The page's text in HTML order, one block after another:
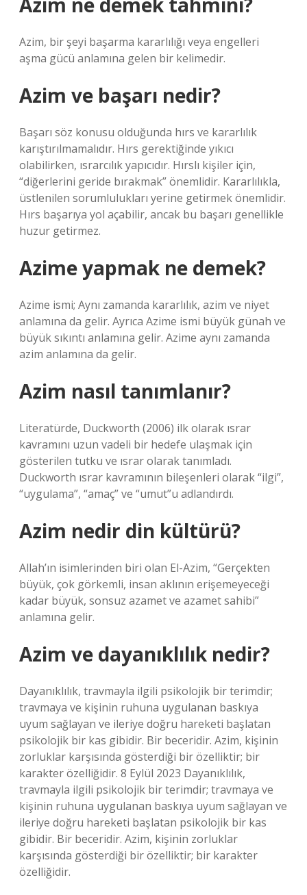
Azim, bir şeyi başarma kararlılığı veya engelleri
aşma gücü anlamına gelen bir kelimedir.
Azim ve başarı nedir?
Başarı söz konusu olduğunda hırs ve kararlılık
karıştırılmamalıdır. Hırs gerektiğinde yıkıcı
olabilirken, ısrarcılık yapıcıdır. Hırslı kişiler için,
“diğerlerini geride bırakmak” önemlidir. Kararlılıkla,
üstlenilen sorumlulukları yerine getirmek önemlidir.
Hırs başarıya yol açabilir, ancak bu başarı genellikle
huzur getirmez.
Azime yapmak ne demek?
Azime ismi; Aynı zamanda kararlılık, azim ve niyet
anlamına da gelir. Ayrıca Azime ismi büyük günah ve
büyük sıkıntı anlamına gelir. Azime aynı zamanda
azim anlamına da gelir.
Azim nasıl tanımlanır?
Literatürde, Duckworth (2006) ilk olarak ısrar
kavramını uzun vadeli bir hedefe ulaşmak için
gösterilen tutku ve ısrar olarak tanımladı.
Duckworth ısrar kavramının bileşenleri olarak “ilgi”,
“uygulama”, “amaç” ve “umut”u adlandırdı.
Azim nedir din kültürü?
Allah’ın isimlerinden biri olan El-Azim, “Gerçekten
büyük, çok görkemli, insan aklının erişemeyeceği
kadar büyük, sonsuz azamet ve azamet sahibi”
anlamına gelir.
Azim ve dayanıklılık nedir?
Dayanıklılık, travmayla ilgili psikolojik bir terimdir;
travmaya ve kişinin ruhuna uygulanan baskıya
uyum sağlayan ve ileriye doğru hareketi başlatan
psikolojik bir kas gibidir. Bir beceridir. Azim, kişinin
zorluklar karşısında gösterdiği bir özelliktir; bir
karakter özelliğidir. 8 Eylül 2023 Dayanıklılık,
travmayla ilgili psikolojik bir terimdir; travmaya ve
kişinin ruhuna uygulanan baskıya uyum sağlayan ve
ileriye doğru hareketi başlatan psikolojik bir kas
gibidir. Bir beceridir. Azim, kişinin zorluklar
karşısında gösterdiği bir özelliktir; bir karakter
özelliğidir.